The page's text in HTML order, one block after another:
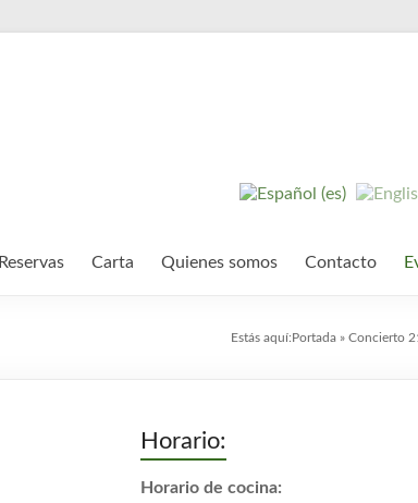
Reservas Carta Quienes somos Contacto
Estás aquí:Portada » Concierto
Horario:
Horario de cocina: